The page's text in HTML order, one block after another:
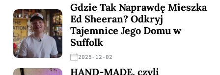
Gdzie Tak Naprawdę Mieszka
Ed Sheeran? Odkryj
Tajemnice Jego Domu w
Suffolk
2025-12-02
HAND-MADE, czyli